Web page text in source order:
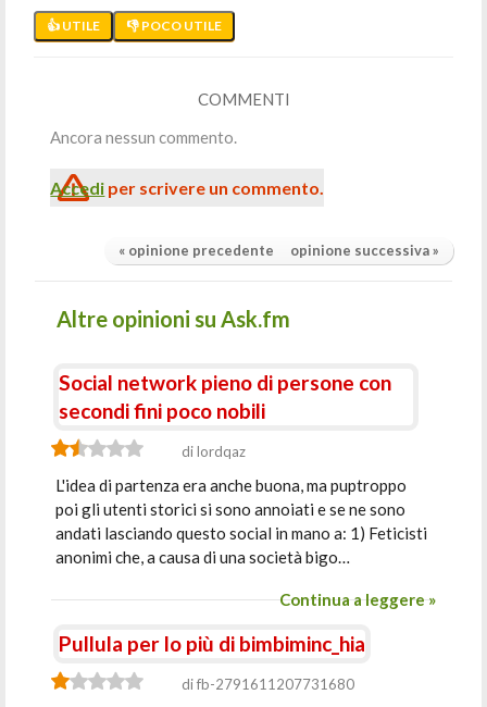
👍 UTILE 👎 POCO UTILE
COMMENTI
Ancora nessun commento.
Accedi per scrivere un commento.
« opinione precedente opinione successiva »
Altre opinioni su Ask.fm
Social network pieno di persone con
secondi fini poco nobili
di lordqaz
L'idea di partenza era anche buona, ma puptroppo
poi gli utenti storici si sono annoiati e se ne sono
andati lasciando questo social in mano a: 1) Feticisti
anonimi che, a causa di una società bigo…
Continua a leggere »
Pullula per lo più di bimbiminc_hia
di fb-2791611207731680